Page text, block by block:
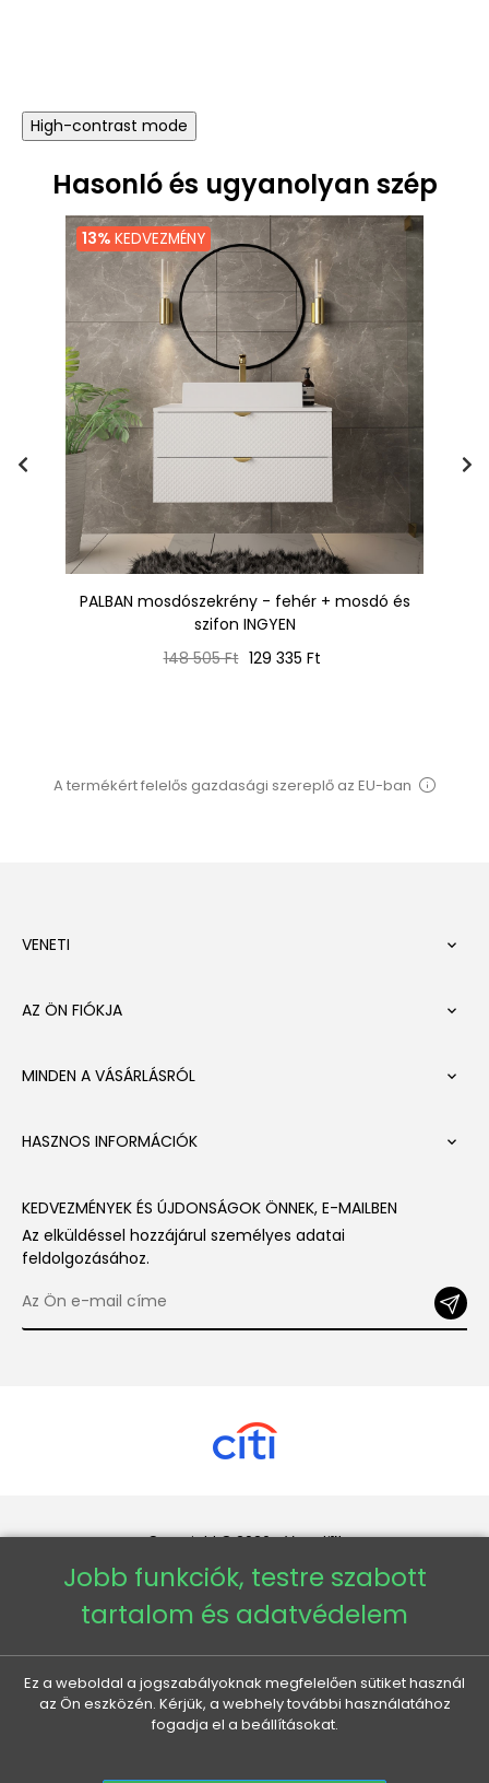
High-contrast mode
Hasonló és ugyanolyan szép
13% KEDVEZMÉNY
PALBAN mosdószekrény - fehér + mosdó és
szifon INGYEN
Normál
148 505 Ft Ár
129 335 Ft
A termékért felelős gazdasági szereplő az EU-ban
VENETI 
AZ ÖN FIÓKJA 
MINDEN A VÁSÁRLÁSRÓL 
HASZNOS INFORMÁCIÓK 
KEDVEZMÉNYEK ÉS ÚJDONSÁGOK ÖNNEK, E-MAILBEN
Az elküldéssel hozzájárul személyes adatai
feldolgozásához.
Copyright © 2026 - Veneti™
Veneti HU
Veneti CZ
Veneti DE
Jobb funkciók, testre szabott
tartalom és adatvédelem
Ez a weboldal a jogszabályoknak megfelelően sütiket használ
az Ön eszközén. Kérjük, a webhely további használatához
fogadja el a beállításokat.